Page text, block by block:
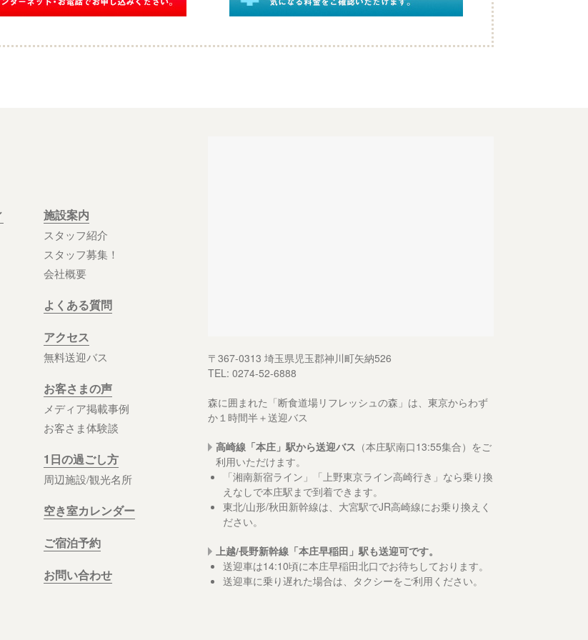
施設案内
スタッフ紹介
スタッフ募集！
会社概要
よくある質問
アクセス
無料送迎バス
お客さまの声
メディア掲載事例
お客さま体験談
1日の過ごし方
周辺施設/観光名所
空き室カレンダー
ご宿泊予約
お問い合わせ
〒367-0313 埼玉県児玉郡神川町矢納526
TEL: 0274-52-6888
森に囲まれた「断食道場リフレッシュの森」は、東京からわず
か１時間半＋送迎バス
高崎線「本庄」駅から送迎バス （本庄駅南口13:55集合）をご
利用いただけます。
「湘南新宿ライン」「上野東京ライン高崎行き」なら乗り換
えなしで本庄駅まで到着できます。
東北/山形/秋田新幹線は、大宮駅でJR高崎線にお乗り換えく
ださい。
上越/長野新幹線「本庄早稲田」駅も送迎可です。
送迎車は14:10頃に本庄早稲田北口でお待ちしております。
送迎車に乗り遅れた場合は、タクシーをご利用ください。